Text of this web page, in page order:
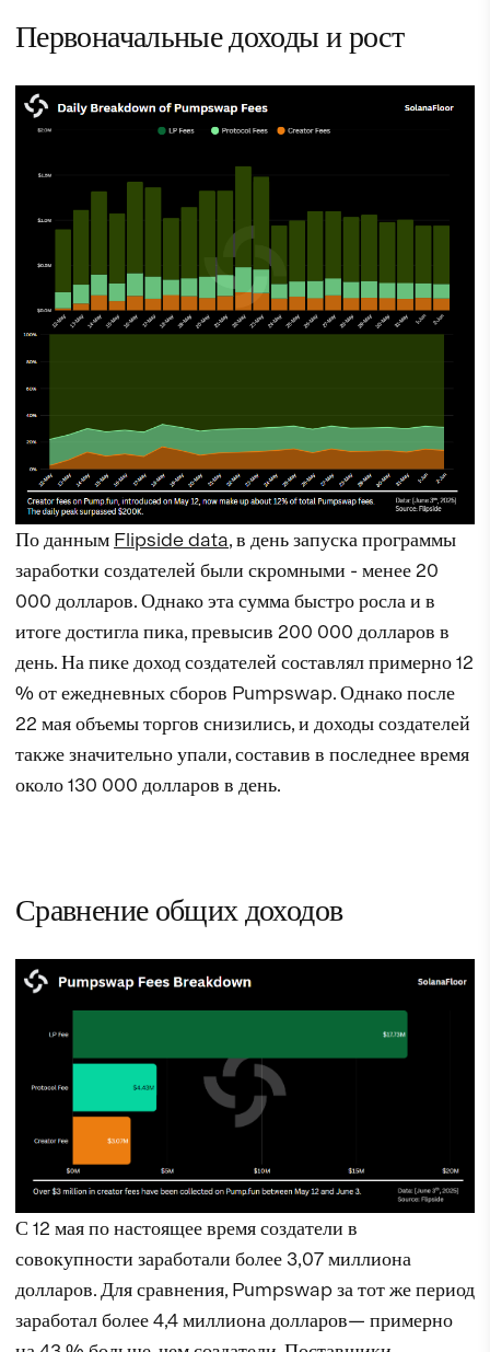
Первоначальные доходы и рост
По данным Flipside data, в день запуска программы
заработки создателей были скромными - менее 20
000 долларов. Однако эта сумма быстро росла и в
итоге достигла пика, превысив 200 000 долларов в
день. На пике доход создателей составлял примерно 12
% от ежедневных сборов Pumpswap. Однако после
22 мая объемы торгов снизились, и доходы создателей
также значительно упали, составив в последнее время
около 130 000 долларов в день.
Сравнение общих доходов
С 12 мая по настоящее время создатели в
совокупности заработали более 3,07 миллиона
долларов. Для сравнения, Pumpswap за тот же период
заработал более 4,4 миллиона долларов— примерно